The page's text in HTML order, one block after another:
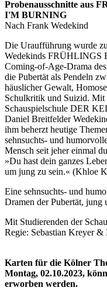
Probenausschnitte aus
I'M BURNING
Nach Frank Wedekind
Die Uraufführung wurde
Wedekinds FRÜHLINGS
Coming-of-Age-Drama
die Pubertät als Pendeln
häuslicher Gewalt,
Schulkritik und Suizid. Mit
Schauspielschule DER
Daniel Breitfelder
ihm beherzt heutige
sehnsuchts- und
Mensch seit jeher einmal
»Du hast dein ganzes
um jung zu sein.« (Khloe
Eine sehnsuchts- und
Dramen der Pubertät, jung
Mit Studierenden der
Regie: Sebastian Kreyer
Karten für die Kölner
Montag, 02.10.2023,
erworben werden.